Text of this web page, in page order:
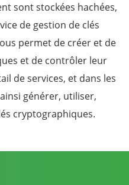
sont stockées hachées,
de gestion de clés
permet de créer et de
et de contrôler leur
de services, et dans les
générer, utiliser,
cryptographiques.